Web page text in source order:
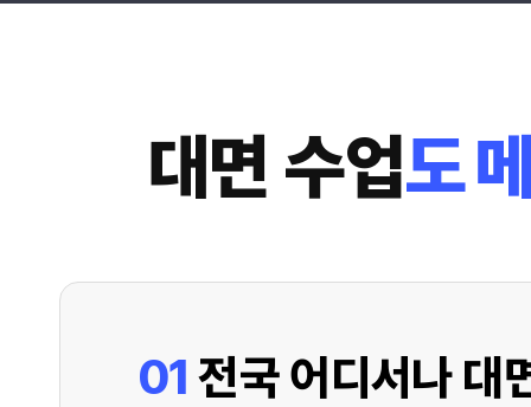
대면 수업도
01 전국 어디서나 대